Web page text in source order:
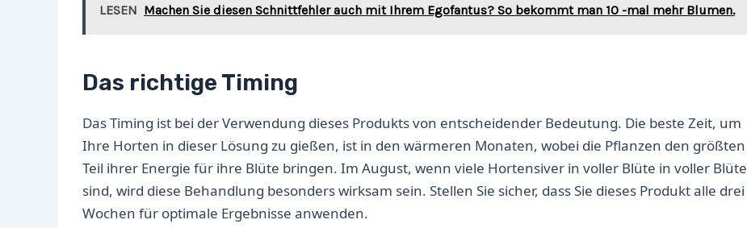
LESEN Machen Sie diesen Schnittfehler auch mit Ihrem Egofantus? So bekommt man 10 -mal mehr Blumen.
Das richtige Timing
Das Timing ist bei der Verwendung dieses Produkts von entscheidender Bedeutung. Die beste Zeit, um
Ihre Horten in dieser Lösung zu gießen, ist in den wärmeren Monaten, wobei die Pflanzen den größten
Teil ihrer Energie für ihre Blüte bringen. Im August, wenn viele Hortensiver in voller Blüte in voller Blüte
sind, wird diese Behandlung besonders wirksam sein. Stellen Sie sicher, dass Sie dieses Produkt alle drei
Wochen für optimale Ergebnisse anwenden.